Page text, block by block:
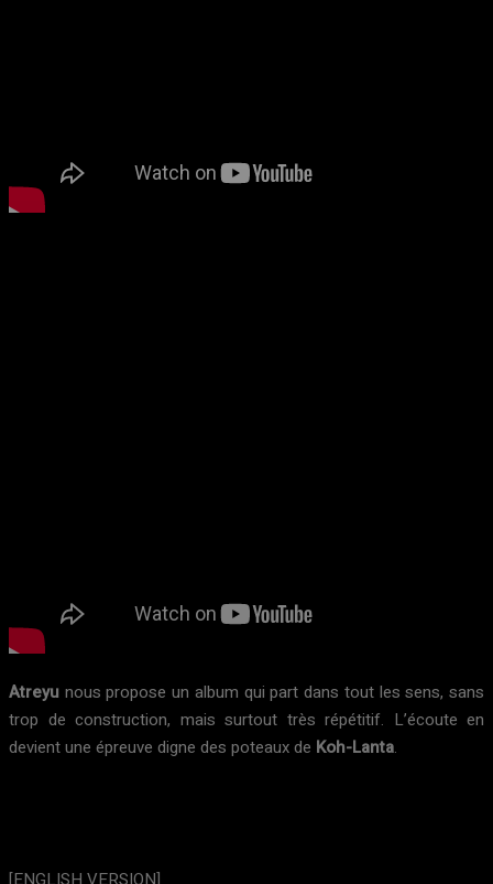
Atreyu nous propose un album qui part dans tout les sens, sans
trop de construction, mais surtout très répétitif. L’écoute en
devient une épreuve digne des poteaux de Koh-Lanta.